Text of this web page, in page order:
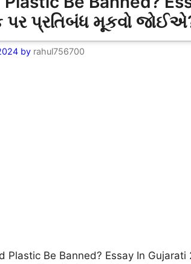
પર પ્રતિબંધ મૂકવો
by rahul756700
Be Banned? Essay In Gujarati